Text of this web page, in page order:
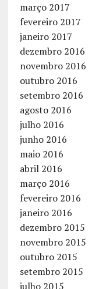
março 2017
fevereiro 2017
janeiro 2017
dezembro 2016
novembro 2016
outubro 2016
setembro 2016
agosto 2016
julho 2016
junho 2016
maio 2016
abril 2016
março 2016
fevereiro 2016
janeiro 2016
dezembro 2015
novembro 2015
outubro 2015
setembro 2015
julho 2015